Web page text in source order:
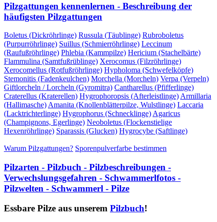
Pilzgattungen kennenlernen - Beschreibung der
häufigsten Pilzgattungen
Boletus (Dickröhrlinge) Russula (Täublinge) Rubroboletus
(Purpurröhrlinge) Suillus (Schmierröhrlinge) Leccinum
(Raufußröhrlinge) Phlebia (Kammpilze) Hericium (Stachelbärte)
Flammulina (Samtfußrüblinge) Xerocomus (Filzröhrlinge)
Xerocomellus (Rotfußröhrlinge) Hypholoma (Schwefelköpfe)
Stemonitis (Fadenkeulchen) Morchella (Morcheln) Verpa (Verpeln)
Giftlorcheln / Lorcheln (Gyromitra) Cantharellus (Pfifferlinge)
Craterellus (Kraterellen) Hygrophoropsis (Afterleistlinge) Armillaria
(Hallimasche) Amanita (Knollenblätterpilze, Wulstlinge) Laccaria
(Lacktrichterlinge) Hygrophorus (Schnecklinge) Agaricus
(Champignons, Egerlinge) Neoboletus (Flockenstielige
Hexenröhrlinge) Sparassis (Glucken) Hygrocybe (Saftlinge)
Warum Pilzgattungen? Sporenpulverfarbe bestimmen
Pilzarten - Pilzbuch - Pilzbeschreibungen -
Verwechslungsgefahren - Schwammerlfotos -
Pilzwelten - Schwammerl - Pilze
Essbare Pilze aus unserem Pilzbuch!